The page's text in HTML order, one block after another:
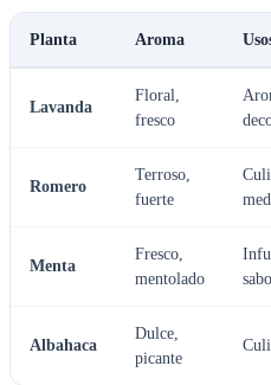
Planta Aroma
Lavanda
Floral,
fresco
Romero
Terroso,
fuerte
Menta
Fresco,
mentolado
Albahaca
Dulce,
picante